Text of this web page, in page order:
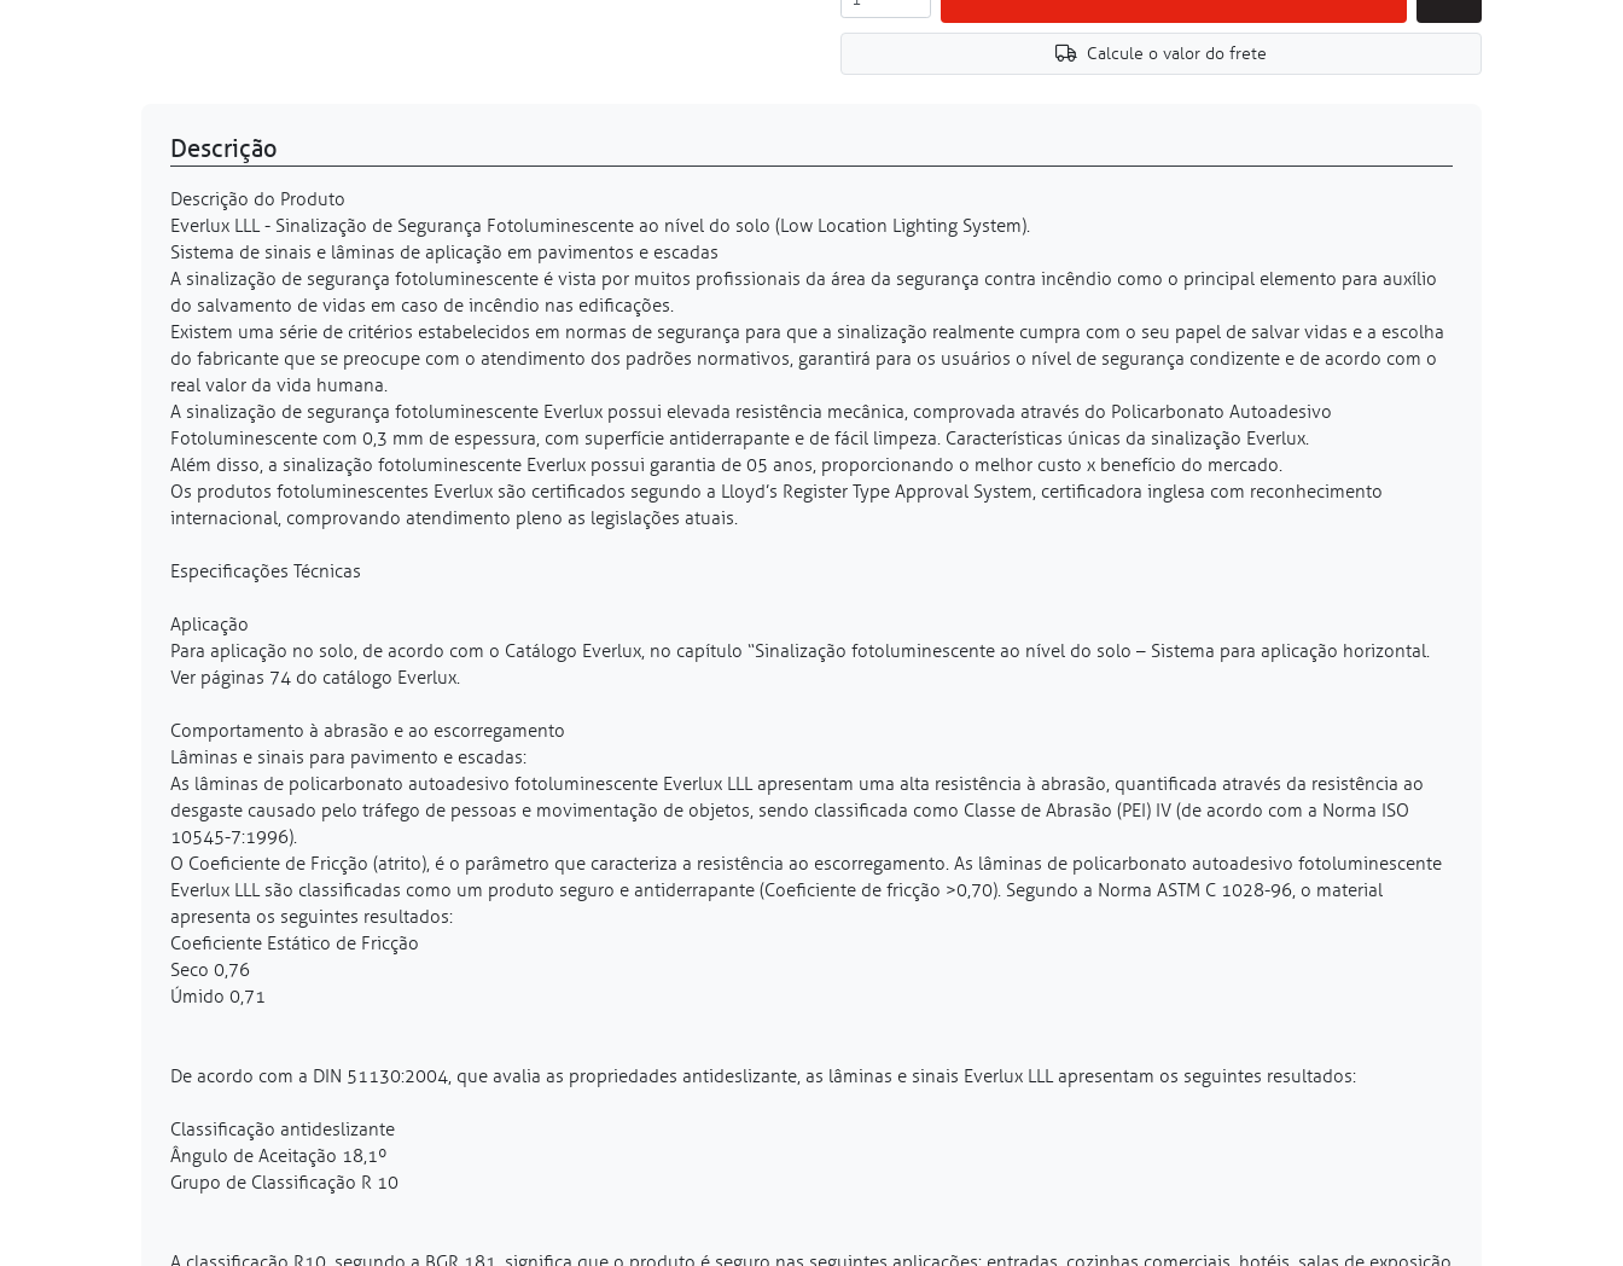
Calcule o valor do frete
Descrição
Descrição do Produto
Everlux LLL - Sinalização de Segurança Fotoluminescente ao nível do solo (Low Location Lighting System).
Sistema de sinais e lâminas de aplicação em pavimentos e escadas
A sinalização de segurança fotoluminescente é vista por muitos profissionais da área da segurança contra incêndio como o principal elemento para auxílio
do salvamento de vidas em caso de incêndio nas edificações.
Existem uma série de critérios estabelecidos em normas de segurança para que a sinalização realmente cumpra com o seu papel de salvar vidas e a escolha
do fabricante que se preocupe com o atendimento dos padrões normativos, garantirá para os usuários o nível de segurança condizente e de acordo com o
real valor da vida humana.
A sinalização de segurança fotoluminescente Everlux possui elevada resistência mecânica, comprovada através do Policarbonato Autoadesivo
Fotoluminescente com 0,3 mm de espessura, com superfície antiderrapante e de fácil limpeza. Características únicas da sinalização Everlux.
Além disso, a sinalização fotoluminescente Everlux possui garantia de 05 anos, proporcionando o melhor custo x benefício do mercado.
Os produtos fotoluminescentes Everlux são certificados segundo a Lloyd’s Register Type Approval System, certificadora inglesa com reconhecimento
internacional, comprovando atendimento pleno as legislações atuais.
Especificações Técnicas
Aplicação
Para aplicação no solo, de acordo com o Catálogo Everlux, no capítulo “Sinalização fotoluminescente ao nível do solo – Sistema para aplicação horizontal.
Ver páginas 74 do catálogo Everlux.
Comportamento à abrasão e ao escorregamento
Lâminas e sinais para pavimento e escadas:
As lâminas de policarbonato autoadesivo fotoluminescente Everlux LLL apresentam uma alta resistência à abrasão, quantificada através da resistência ao
desgaste causado pelo tráfego de pessoas e movimentação de objetos, sendo classificada como Classe de Abrasão (PEI) IV (de acordo com a Norma ISO
10545-7:1996).
O Coeficiente de Fricção (atrito), é o parâmetro que caracteriza a resistência ao escorregamento. As lâminas de policarbonato autoadesivo fotoluminescente
Everlux LLL são classificadas como um produto seguro e antiderrapante (Coeficiente de fricção >0,70). Segundo a Norma ASTM C 1028-96, o material
apresenta os seguintes resultados:
Coeficiente Estático de Fricção
Seco 0,76
Úmido 0,71
De acordo com a DIN 51130:2004, que avalia as propriedades antideslizante, as lâminas e sinais Everlux LLL apresentam os seguintes resultados:
Classificação antideslizante
Ângulo de Aceitação 18,1º
Grupo de Classificação R 10